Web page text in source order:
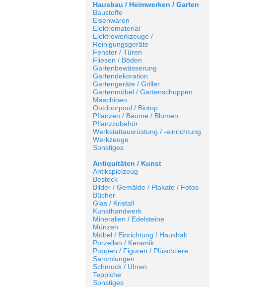
Hausbau / Heimwerken / Garten
Baustoffe
Eisenwaren
Elektromaterial
Elektrowerkzeuge /
Reinigungsgeräte
Fenster / Türen
Fliesen / Böden
Gartenbewässerung
Gartendekoration
Gartengeräte / Griller
Gartenmöbel / Gartenschuppen
Maschinen
Outdoorpool / Biotop
Pflanzen / Bäume / Blumen
Pflanzzubehör
Werkstattausrüstung / -einrichtung
Werkzeuge
Sonstiges
Antiquitäten / Kunst
Antikspielzeug
Besteck
Bilder / Gemälde / Plakate / Fotos
Bücher
Glas / Kristall
Kunsthandwerk
Mineralien / Edelsteine
Münzen
Möbel / Einrichtung / Haushalt
Porzellan / Keramik
Puppen / Figuren / Plüschtiere
Sammlungen
Schmuck / Uhren
Teppiche
Sonstiges